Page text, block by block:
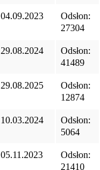
04.09.2023
Odsłon:
27304
29.08.2024
Odsłon:
41489
29.08.2025
Odsłon:
12874
10.03.2024
Odsłon:
5064
05.11.2023
Odsłon:
21410